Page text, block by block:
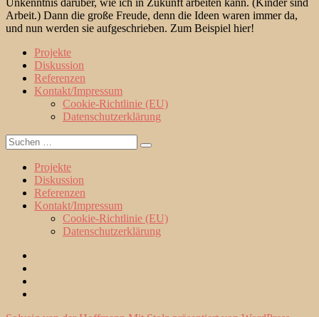
Unkenntnis darüber, wie ich in Zukunft arbeiten kann. (Kinder sind
Arbeit.) Dann die große Freude, denn die Ideen waren immer da,
und nun werden sie aufgeschrieben. Zum Beispiel hier!
Projekte
Diskussion
Referenzen
Kontakt/Impressum
Cookie-Richtlinie (EU)
Datenschutzerklärung
Suche
nach:
Suchen
Projekte
Diskussion
Referenzen
Kontakt/Impressum
Cookie-Richtlinie (EU)
Datenschutzerklärung